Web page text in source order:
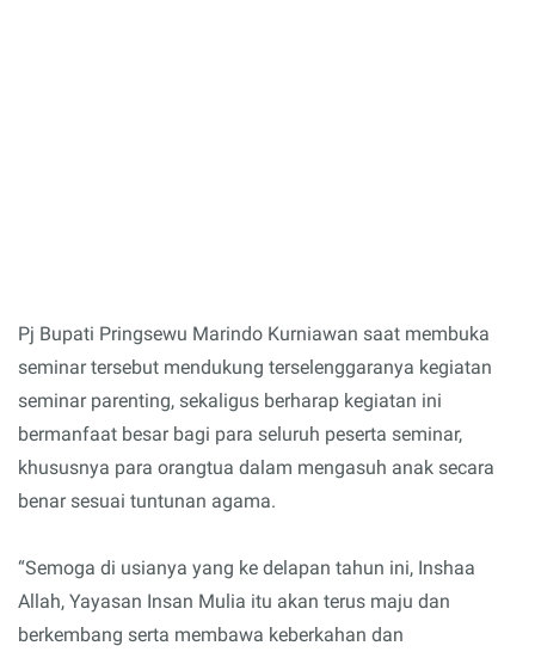
Pj Bupati Pringsewu Marindo Kurniawan saat membuka
seminar tersebut mendukung terselenggaranya kegiatan
seminar parenting, sekaligus berharap kegiatan ini
bermanfaat besar bagi para seluruh peserta seminar,
khususnya para orangtua dalam mengasuh anak secara
benar sesuai tuntunan agama.
“Semoga di usianya yang ke delapan tahun ini, Inshaa
Allah, Yayasan Insan Mulia itu akan terus maju dan
berkembang serta membawa keberkahan dan